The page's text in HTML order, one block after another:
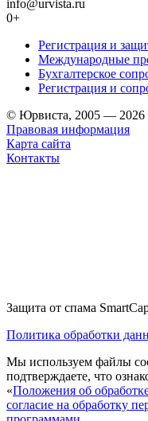
info@urvista.ru
0+
Регистрация и
Международные
Бухгалтерское
Регистрация и
© Юрвиста, 2005 — 2026
Правовая информация
Карта сайта
Контакты
Защита от спама
Политика обработки
Мы используем файлы
подтверждаете, что
«Положения об
согласие на обработку